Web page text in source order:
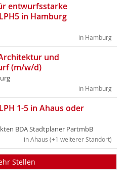
entwurfsstarke
in Hamburg
in Hamburg
und
(m/w/d)
in Hamburg
1-5 in Ahaus oder
BDA Stadtplaner PartmbB
in Ahaus (+1 weiterer Standort)
Stellen